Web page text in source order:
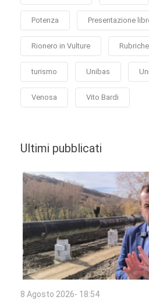
Potenza Presentazione
Rionero in Vulture Rubriche
turismo Unibas
Venosa Vito Bardi
Ultimi pubblicati
8 Agosto 2026- 18:54